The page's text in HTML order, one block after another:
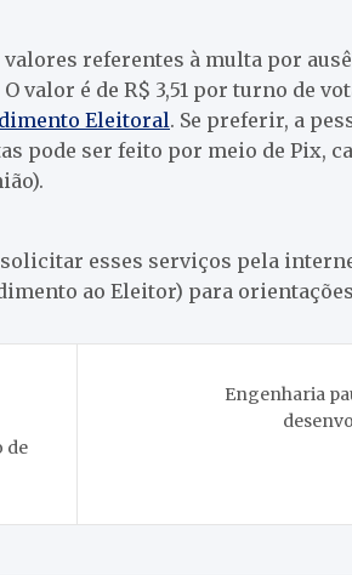
referentes à multa por
é de R$ 3,51 por turno de
Eleitoral. Se preferir, a
pode ser feito por meio de Pix,
esses serviços pela
ao Eleitor) para
de
Engenharia